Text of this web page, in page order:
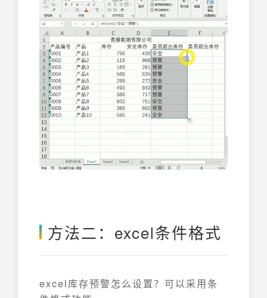
方法二：excel条件格式
excel库存预警怎么设置？可以采用条